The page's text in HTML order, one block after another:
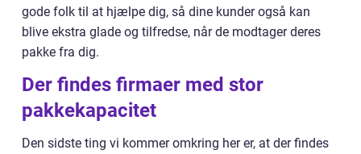
gode folk til at hjælpe dig, så dine kunder også kan
blive ekstra glade og tilfredse, når de modtager deres
pakke fra dig.
Der findes firmaer med stor
pakkekapacitet
Den sidste ting vi kommer omkring her er, at der findes